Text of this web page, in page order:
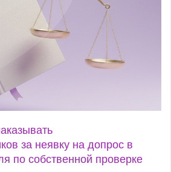
за неявку на допрос в
по собственной проверке